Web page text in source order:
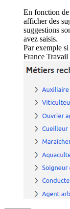
En fonction de
afficher des
suggestions
avez saisis.
Par exemple
France Travail